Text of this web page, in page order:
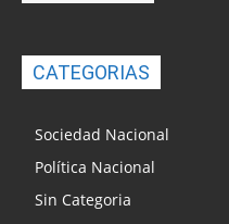
CATEGORIAS
Sociedad Nacional
Política Nacional
Sin Categoria